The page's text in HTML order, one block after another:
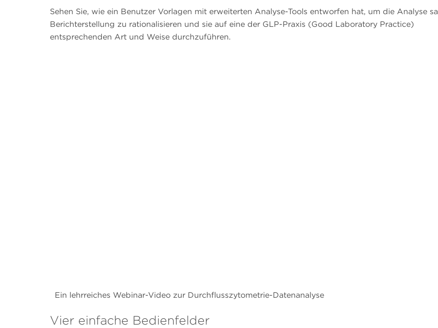
Sehen Sie, wie ein Benutzer Vorlagen mit erweiterten Analyse-Tools entworfen hat, um die Analyse
Berichterstellung zu rationalisieren und sie auf eine der GLP-Praxis (Good Laboratory Practice)
entsprechenden Art und Weise durchzuführen.
Ein lehrreiches Webinar-Video zur Durchflusszytometrie-Datenanalyse
Vier einfache Bedienfelder